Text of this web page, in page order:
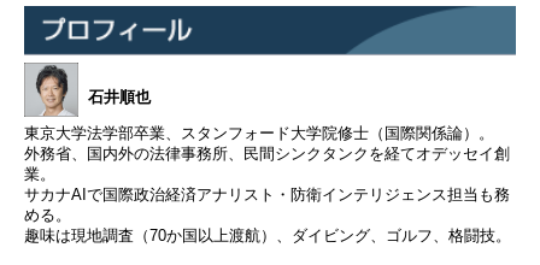
石井順也
東京大学法学部卒業、スタンフォード大学院修士（国際関係論）。
外務省、国内外の法律事務所、民間シンクタンクを経てオデッセイ創
業。
サカナAIで国際政治経済アナリスト・防衛インテリジェンス担当も務
める。
趣味は現地調査（70か国以上渡航）、ダイビング、ゴルフ、格闘技。